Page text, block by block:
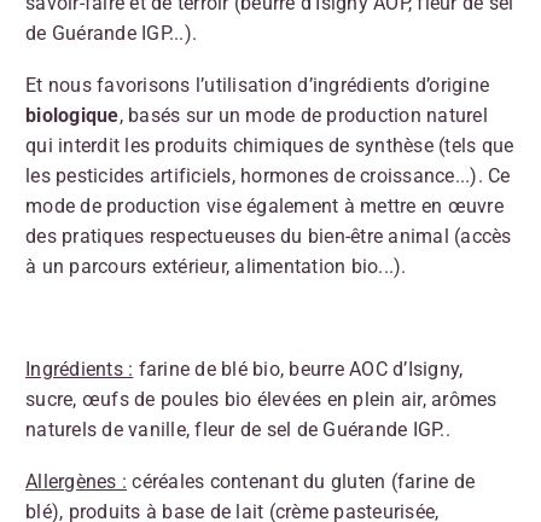
de Guérande IGP...).
Et nous favorisons l’utilisation d’ingrédients d’origine
biologique, basés sur un mode de production naturel
qui interdit les produits chimiques de synthèse (tels que
les pesticides artificiels, hormones de croissance...). Ce
mode de production vise également à mettre en œuvre
des pratiques respectueuses du bien-être animal (accès
à un parcours extérieur, alimentation bio...).
Ingrédients : farine de blé bio, beurre AOC d’Isigny,
sucre, œufs de poules bio élevées en plein air, arômes
naturels de vanille, fleur de sel de Guérande IGP..
Allergènes : céréales contenant du gluten (farine de
blé), produits à base de lait (crème pasteurisée,